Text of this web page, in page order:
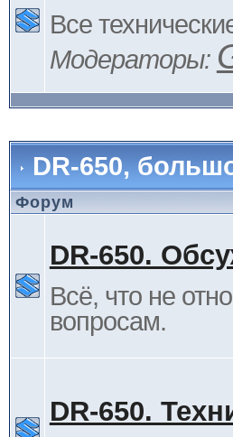
Все
Модераторы:
DR-650,
Форум
DR-650.
Всё, что не
вопросам.
DR-650.